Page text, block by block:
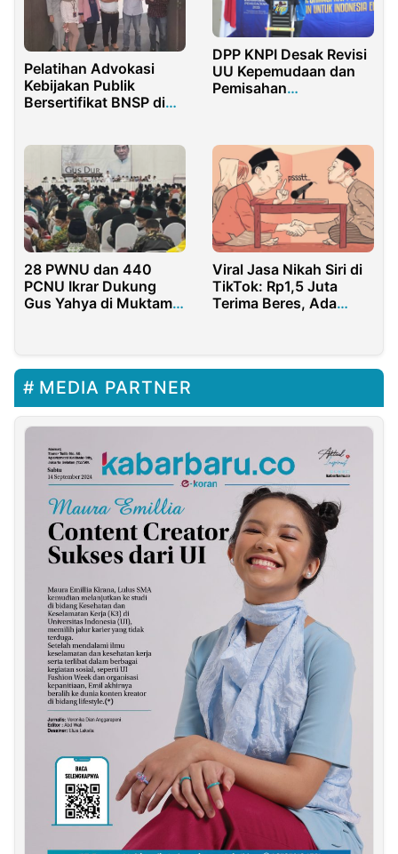
Pelatihan Advokasi
Kebijakan Publik
Bersertifikat BNSP di
DPP KNPI Desak Revisi
UU Kepemudaan dan
Pemisahan
28 PWNU dan 440
PCNU Ikrar Dukung
Gus Yahya di Muktamar
Viral Jasa Nikah Siri di
TikTok: Rp1,5 Juta
Terima Beres, Ada
MEDIA PARTNER